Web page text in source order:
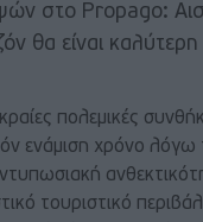
στο Propago:
θα είναι
πολεμικές
ενάμιση χρόνο λόγω
τουριστικό